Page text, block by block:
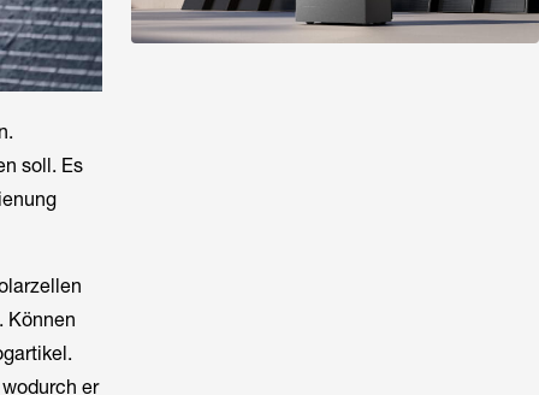
soll. Es
Können
er